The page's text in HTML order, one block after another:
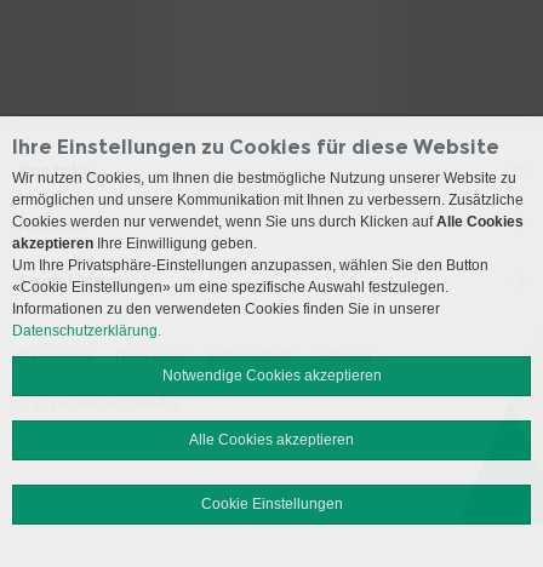
Kontakt
Anreise
Social Media
Impressum Disclaimer Datenschutz Sitemap
Ihre Einstellungen zu Cookies für diese Website
Wir nutzen Cookies, um Ihnen die bestmögliche Nutzung unserer Website zu
ermöglichen und unsere Kommunikation mit Ihnen zu verbessern. Zusätzliche
Cookies werden nur verwendet, wenn Sie uns durch Klicken aufAlle Cookies
akzeptieren Ihre Einwilligung geben.
Um Ihre Privatsphäre-Einstellungen anzupassen, wählen Sie den Button
«Cookie Einstellungen» um eine spezifische Auswahl festzulegen.
Informationen zu den verwendeten Cookies finden Sie in unserer
Datenschutzerklärung.
Notwendige Cookies akzeptieren
Alle Cookies akzeptieren
Cookie Einstellungen